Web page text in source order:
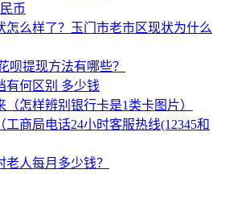
币
怎么样了？玉门市老市区现状为什么
呗提现方法有哪些？
有何区别 多少钱
怎样辨别银行卡是1类卡图片）
工商局电话24小时客服热线(12345和
人每月多少钱？